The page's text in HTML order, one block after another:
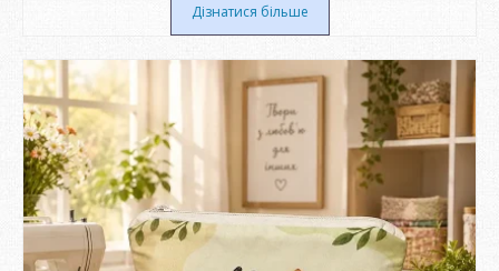
Дізнатися більше